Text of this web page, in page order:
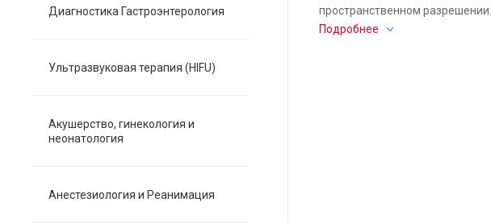
пространственном разрешении...
Подробнее
Диагностика Гастроэнтерология
Ультразвуковая терапия (HIFU)
Акушерство, гинекология и
неонатология
Анестезиология и Реанимация